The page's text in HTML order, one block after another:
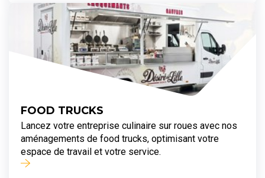
FOOD TRUCKS
Lancez votre entreprise culinaire sur roues avec nos
aménagements de food trucks, optimisant votre
espace de travail et votre service.